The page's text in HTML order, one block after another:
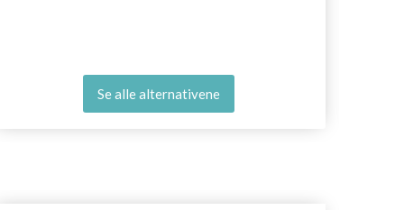
Se alle alternativene